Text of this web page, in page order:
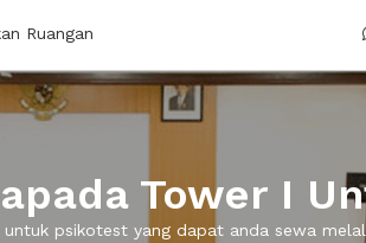
Ruangan
Tower I
psikotest yang dapat anda sewa